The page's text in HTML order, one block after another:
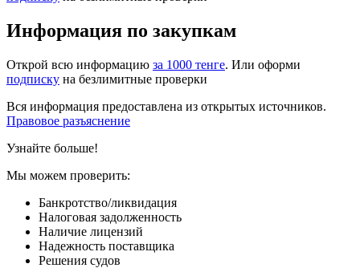
Информация по закупкам
Открой всю информацию за 1000 тенге. Или оформи
подписку на безлимитные проверки
Вся информация предоставлена из открытых источников.
Правовое разъяснение
Узнайте больше!
Мы можем проверить:
Банкротство/ликвидация
Налоговая задолженность
Наличие лицензий
Надежность поставщика
Решения судов